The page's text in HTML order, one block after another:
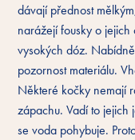
dávají přednost
narážejí fousky o
vysokých dóz.
pozornost materiálu.
Některé kočky nemají
zápachu. Vadí to jejich
se voda pohybuje.